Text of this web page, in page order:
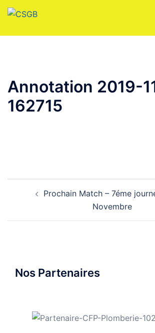
Aller
Annotation 2019-
162715
d’articleProchain Match – 7éme
Novembre
Nos Partenaires